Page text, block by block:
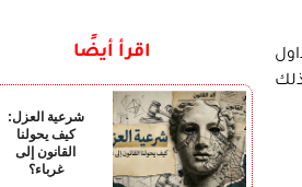
اقرأ أيضًا
شرعية العزل:
كيف يحولنا
القانون إلى
غرباء؟